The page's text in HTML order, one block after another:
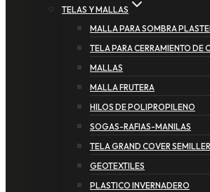
TELAS Y MALLAS
MALLA PARA SOMBRA
TELA PARA CERRAMIENTO DE
MALLAS
MALLA FRUTERA
HILOS DE POLIPROPILENO
SOGAS-RAFIAS-MANILAS
TELA GRAND COVER
GEOTEXTILES
PLASTICO INVERNADERO